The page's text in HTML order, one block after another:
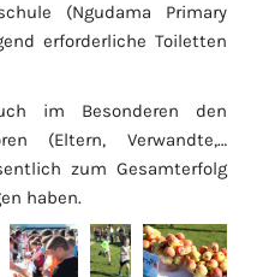
(Ngudama Primary
erforderliche Toiletten
im Besonderen den
(Eltern, Verwandte,…
zum Gesamterfolg
haben.